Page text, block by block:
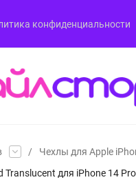
конфиденциальности
/
Чехлы для Apple
Translucent для iPhone 14